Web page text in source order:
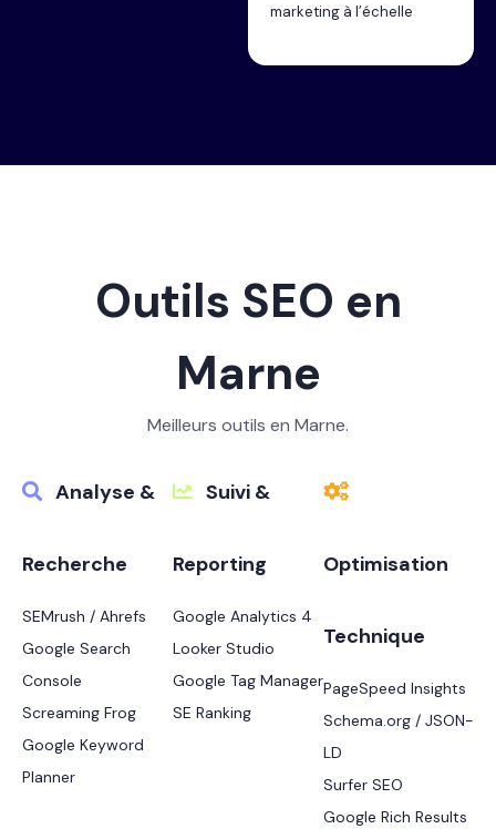
marketing à l’échelle
Outils SEO en
Marne
Meilleurs outils en Marne.
Analyse &
Recherche
SEMrush / Ahrefs
Google Search
Console
Screaming Frog
Google Keyword
Planner
Suivi &
Reporting
Google Analytics 4
Looker Studio
Google Tag Manager
SE Ranking
Optimisation
Technique
PageSpeed Insights
Schema.org / JSON-
LD
Surfer SEO
Google Rich Results